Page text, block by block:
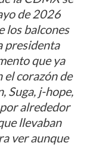
de 2026
los balcones
presidenta
que ya
el corazón de
Suga, j-hope,
alrededor
llevaban
ver aunque